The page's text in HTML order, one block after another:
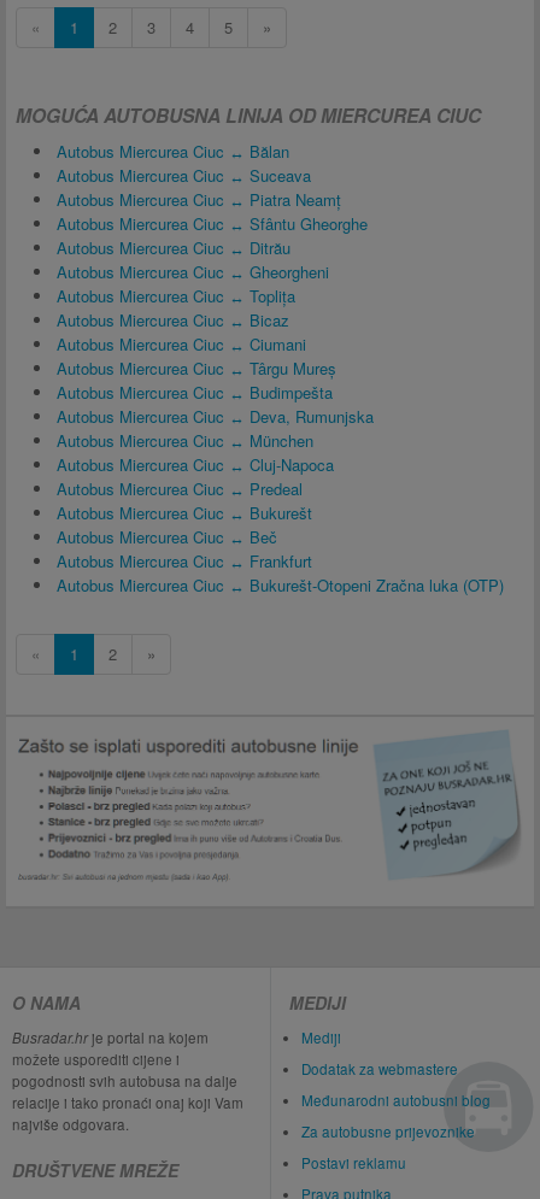
« 1 2 3 4 5 »
MOGUĆA AUTOBUSNA LINIJA OD MIERCUREA CIUC
Autobus Miercurea Ciuc ↔ Bălan
Autobus Miercurea Ciuc ↔ Suceava
Autobus Miercurea Ciuc ↔ Piatra Neamț
Autobus Miercurea Ciuc ↔ Sfântu Gheorghe
Autobus Miercurea Ciuc ↔ Ditrău
Autobus Miercurea Ciuc ↔ Gheorgheni
Autobus Miercurea Ciuc ↔ Toplița
Autobus Miercurea Ciuc ↔ Bicaz
Autobus Miercurea Ciuc ↔ Ciumani
Autobus Miercurea Ciuc ↔ Târgu Mureș
Autobus Miercurea Ciuc ↔ Budimpešta
Autobus Miercurea Ciuc ↔ Deva, Rumunjska
Autobus Miercurea Ciuc ↔ München
Autobus Miercurea Ciuc ↔ Cluj-Napoca
Autobus Miercurea Ciuc ↔ Predeal
Autobus Miercurea Ciuc ↔ Bukurešt
Autobus Miercurea Ciuc ↔ Beč
Autobus Miercurea Ciuc ↔ Frankfurt
Autobus Miercurea Ciuc ↔ Bukurešt-Otopeni Zračna luka (OTP)
« 1 2 »
O NAMA
Busradar.hrje portal na kojem
možete usporediti cijene i
pogodnosti svih autobusa na dalje
relacije i tako pronaći onaj koji Vam
najviše odgovara.
DRUŠTVENE MREŽE
MEDIJI
Mediji
Dodatak za webmastere
Međunarodni autobusni blog
Za autobusne prijevoznike
Postavi reklamu
Prava putnika